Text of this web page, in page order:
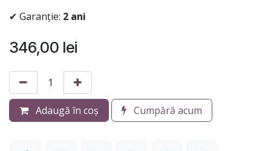
✔ Garanție: 2 ani
346,00 lei
Adaugă în coș Cumpără acum